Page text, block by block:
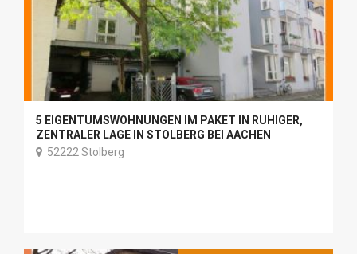
5 EIGENTUMSWOHNUNGEN IM PAKET IN RUHIGER,
ZENTRALER LAGE IN STOLBERG BEI AACHEN
52222 Stolberg